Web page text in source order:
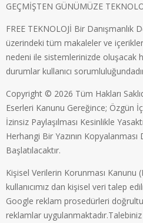
GEÇMİŞTEN GÜNÜMÜZE
FREE TEKNOLOJİ Bir
üzerindeki tüm makaleler ve içerikler
nedeni ile sistemlerinizde oluşacak
durumlar kullanıcı
Copyright © 2026 Tüm Hakları
Eserleri Kanunu Gereğince; Özgün
İzinsiz Paylaşılması Kesinlikle
Herhangi Bir Yazının
Başlatılacaktır.
Kişisel Verilerin Korunması Kanunu
kullanıcımız dan kişisel veri talep
Google reklam prosedürleri
reklamlar